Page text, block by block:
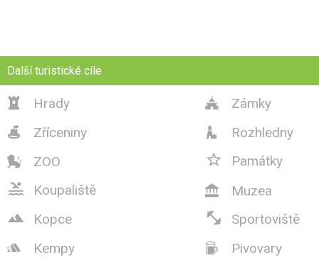
Další turistické cíle
 Hrady  Zámky
 Zříceniny  Rozhledny
 ZOO  Památky
 Koupaliště  Muzea
 Kopce  Sportoviště
 Kempy  Pivovary